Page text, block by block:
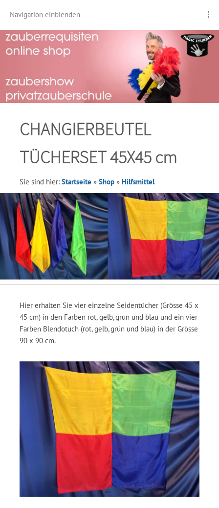
Navigation einblenden
CHANGIERBEUTEL
TÜCHERSET 45X45 cm
Sie sind hier: Startseite » Shop » Hilfsmittel
Hier erhalten Sie vier einzelne Seidentücher (Grösse 45 x
45 cm) in den Farben rot, gelb, grün und blau und ein vier
Farben Blendotuch (rot, gelb, grün und blau) in der Grösse
90 x 90 cm.